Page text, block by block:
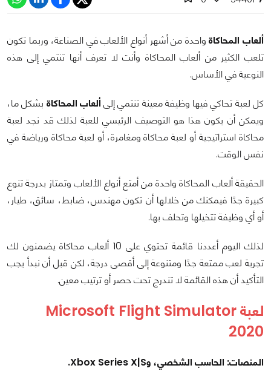
ألعاب المحاكاةواحدة من أشهر أنواع الألعاب في الصناعة، وربما تكون
تلعب الكثير من ألعاب المحاكاة وأنت لا تعرف أنها تنتمي إلى هذه
النوعية في الأساس.
كل لعبة تحاكي فيها وظيفة معينة تنتمي إلىألعاب المحاكاة بشكل ما،
ويمكن أن يكون هذا هو التوصيف الرئيسي للعبة لذلك قد نجد لعبة
محاكاة استراتيجية أو لعبة محاكاة ومغامرة، أو لعبة محاكاة ورياضة في
نفس الوقت.
الحقيقة ألعاب المحاكاة واحدة من أمتع أنواع الألعاب وتمتاز بدرجة تنوع
كبيرة جدًا فيمكنك من خلالها أن تكون مهندس، ضابط، سائق، طيار،
أو أي وظيفة تتخيلها وتحلف بها.
لذلك اليوم أعددنا قائمة تحتوي على 10 ألعاب محاكاة يضمنون لك
تجربة لعب ممتعة جدًا ومتنوعة إلى أقصى درجة، لكن قبل أن نبدأ يجب
التأكيد أن هذه القائمة لا تندرج تحت حصر أو ترتيب معين.
لعبةMicrosoft Flight Simulator
2020
المنصات: الحاسب الشخصي، وXbox Series X|S.